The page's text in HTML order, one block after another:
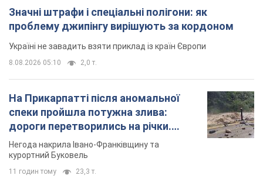
Значні штрафи і спеціальні полігони: як
проблему джипінгу вирішують за кордоном
Україні не завадить взяти приклад із країн Європи
8.08.2026 05:10 2,0 т.
На Прикарпатті після аномальної
спеки пройшла потужна злива:
дороги перетворились на річки.
Відео
Негода накрила Івано-Франківщину та
курортний Буковель
11 годин тому 23,3 т.